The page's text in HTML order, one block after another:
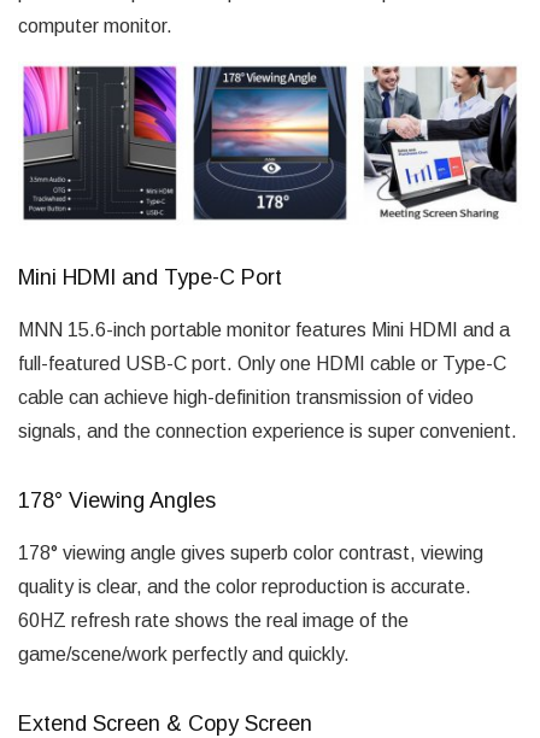
computer monitor.
Mini HDMI and Type-C Port
MNN 15.6-inch portable monitor features Mini HDMI and a
full-featured USB-C port. Only one HDMI cable or Type-C
cable can achieve high-definition transmission of video
signals, and the connection experience is super convenient.
178° Viewing Angles
178° viewing angle gives superb color contrast, viewing
quality is clear, and the color reproduction is accurate.
60HZ refresh rate shows the real image of the
game/scene/work perfectly and quickly.
Extend Screen & Copy Screen